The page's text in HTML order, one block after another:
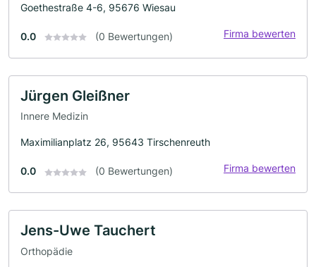
Goethestraße 4-6, 95676 Wiesau
0.0 (0 Bewertungen) Firma bewerten
Jürgen Gleißner
Innere Medizin
Maximilianplatz 26, 95643 Tirschenreuth
0.0 (0 Bewertungen) Firma bewerten
Jens-Uwe Tauchert
Orthopädie